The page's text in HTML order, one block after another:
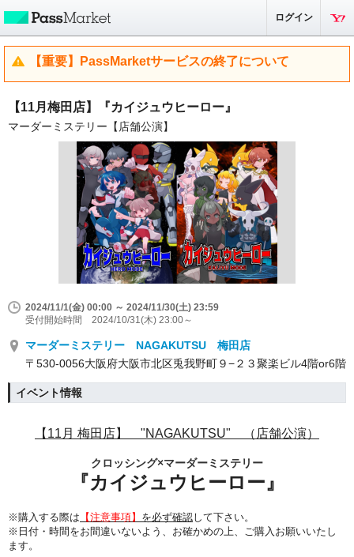
ログイン
【重要】PassMarketサービスの終了について
【11月梅田店】『カイジュウヒーロー』
マーダーミステリー【店舗公演】
2024/11/1(金) 00:00 ～ 2024/11/30(土) 23:59
受付開始時間 2024/10/31(木) 23:00～
マーダーミステリー NAGAKUTSU 梅田店
〒530-0056大阪府大阪市北区兎我野町９−２３聚楽ビル4階or6階
イベント情報
【11月 梅田店】 "NAGAKUTSU" （店舗公演）
クロッシング×マーダーミステリー
『カイジュウヒーロー』
※購入する際は 【注意事項】 を必ず確認して下さい。
※日付・時間をお間違いないよう、 お確かめの上、ご購入お願いいたし
ます。